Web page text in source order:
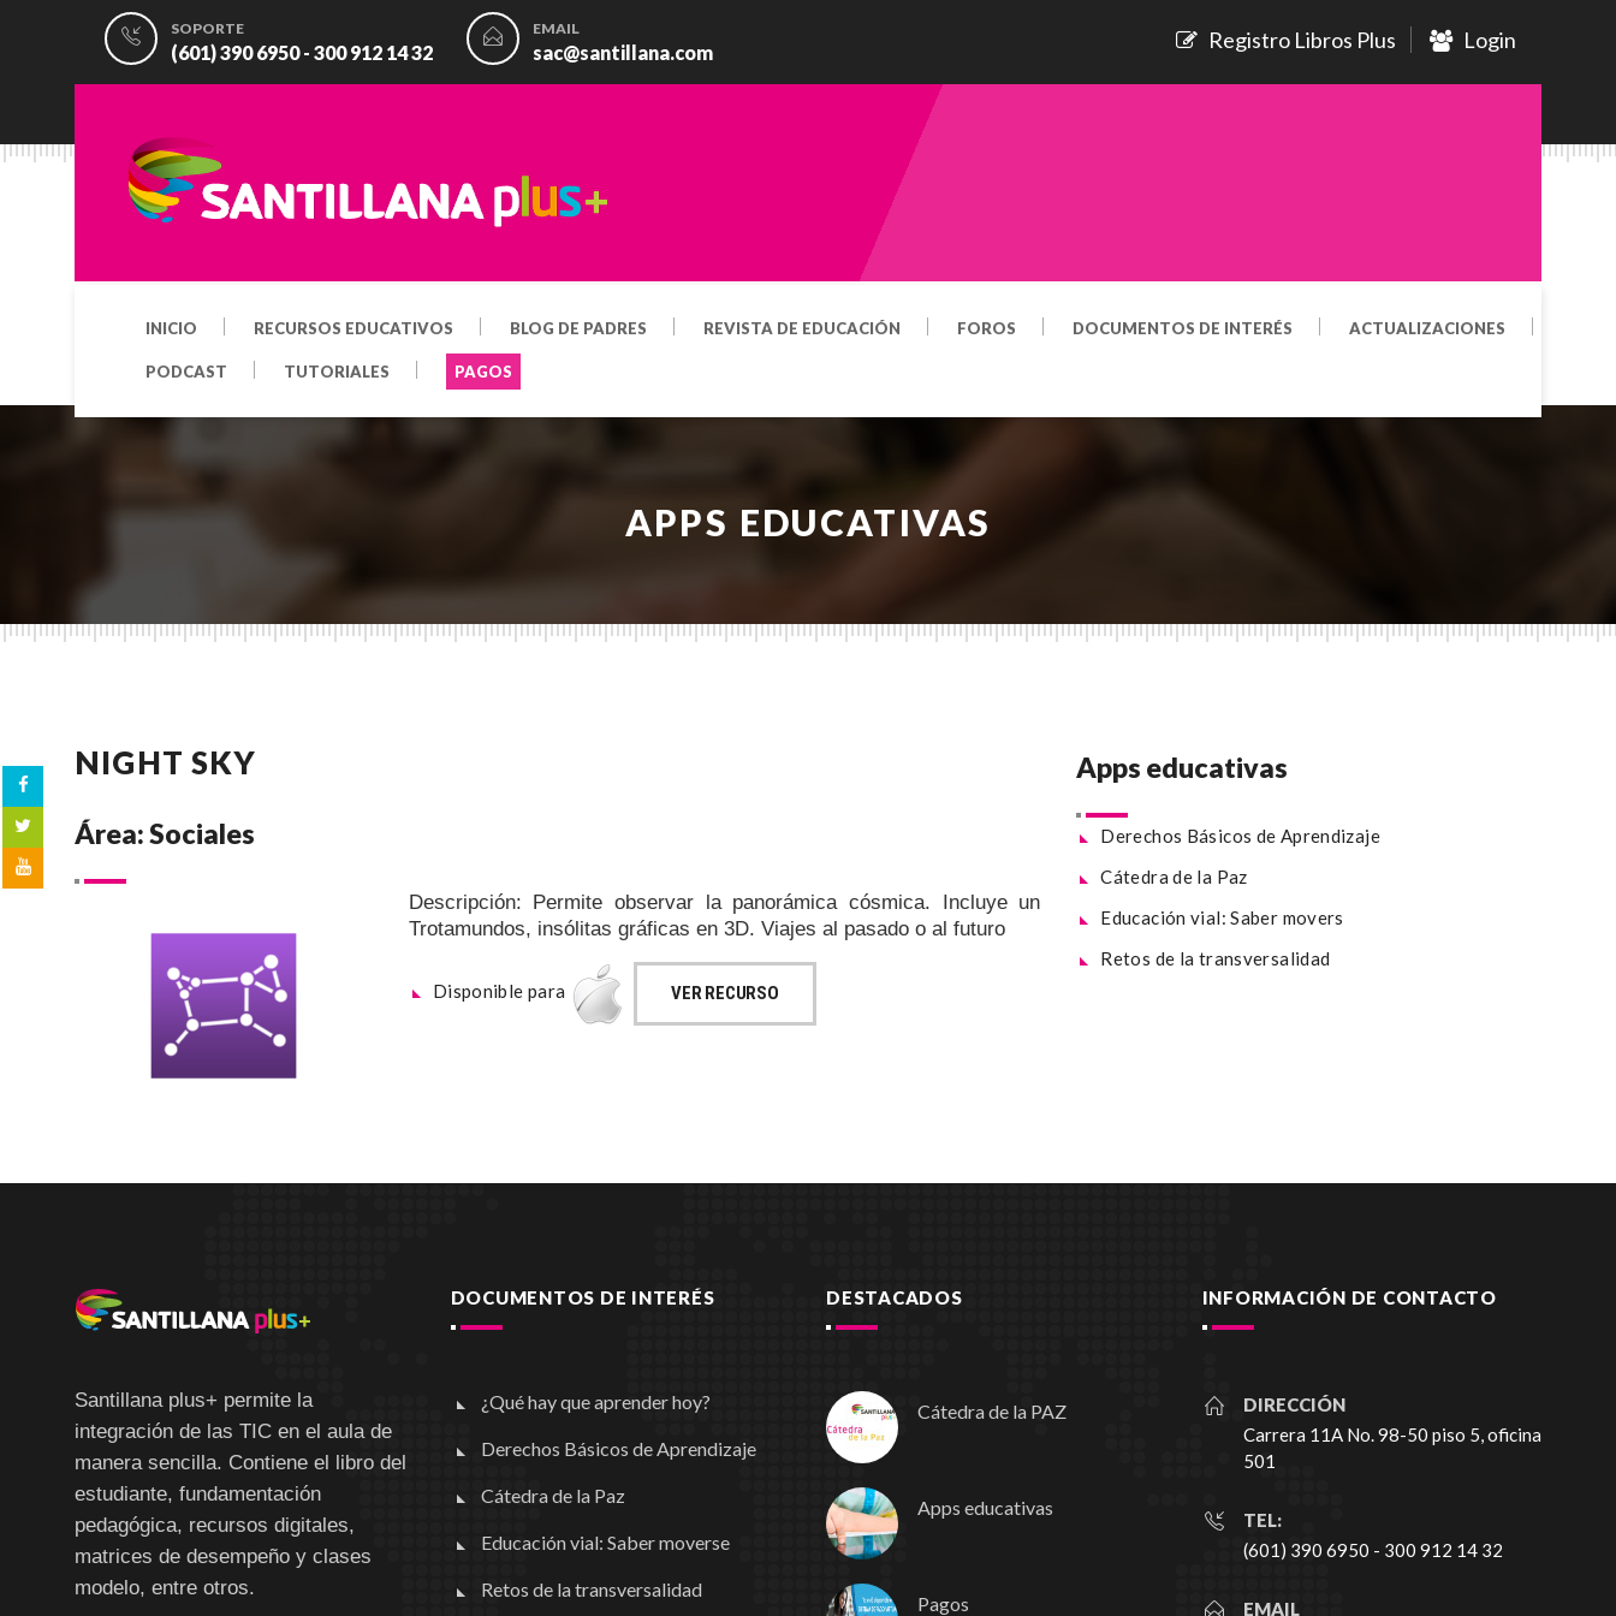
Registro Libros Plus Login
SOPORTE
(601) 390 6950 - 300 912 14 32
EMAIL
sac@santillana.com
INICIO RECURSOS EDUCATIVOS BLOG DE PADRES REVISTA DE EDUCACIÓN FOROS DOCUMENTOS DE INTERÉS ACTUALIZACIONES
PODCAST TUTORIALES PAGOS
APPS EDUCATIVAS
NIGHT SKY
Área: Sociales
Descripción: Permite observar la panorámica cósmica. Incluye un
Trotamundos, insólitas gráficas en 3D. Viajes al pasado o al futuro
Disponible para VER RECURSO
Apps educativas
Derechos Básicos de Aprendizaje
Cátedra de la Paz
Educación vial: Saber movers
Retos de la transversalidad
Santillana plus+ permite la
integración de las TIC en el aula de
manera sencilla. Contiene el libro del
estudiante, fundamentación
pedagógica, recursos digitales,
matrices de desempeño y clases
modelo, entre otros.
DOCUMENTOS DE INTERÉS
¿Qué hay que aprender hoy?
Derechos Básicos de Aprendizaje
Cátedra de la Paz
Educación vial: Saber moverse
Retos de la transversalidad
DESTACADOS
Cátedra de la PAZ
Apps educativas
Pagos
INFORMACIÓN DE CONTACTO
DIRECCIÓN
Carrera 11A No. 98-50 piso 5, oficina
501
TEL:
(601) 390 6950 - 300 912 14 32
EMAIL